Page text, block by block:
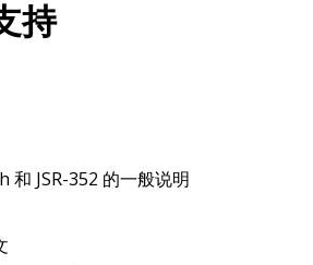
持
和 JSR-352 的一般说明